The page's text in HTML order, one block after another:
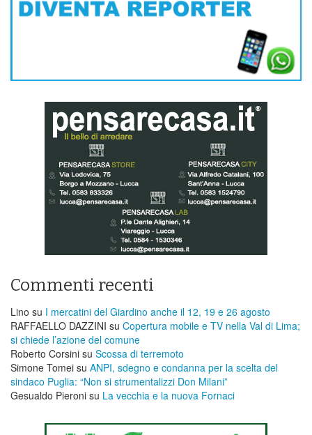
Commenti recenti
Lino su I mercatini del Giardino anche il 12, 19 e 26 agosto
RAFFAELLO DAZZINI su ​Copertura mobile e TV nella Val di Lima;
si chiede l’azione del comune
Roberto Corsini su Scossa di terremoto
Simone Tomei su ANPI, sdegno e condanna per la scelta del
sindaco Puglia: “Non si strumentalizzi Don Milani”
Gesualdo Pieroni su La vecchia e la nuova Fornaci